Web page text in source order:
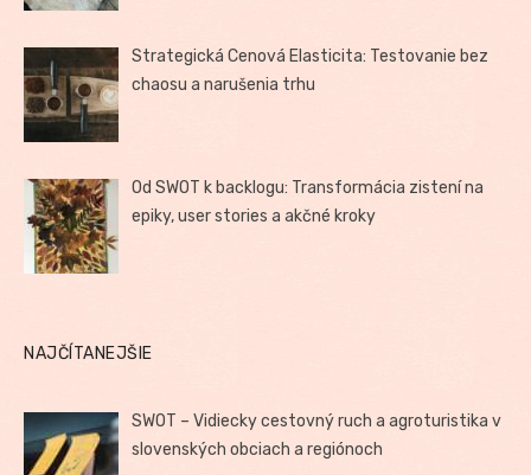
Strategická Cenová Elasticita: Testovanie bez
chaosu a narušenia trhu
Od SWOT k backlogu: Transformácia zistení na
epiky, user stories a akčné kroky
NAJČÍTANEJŠIE
SWOT – Vidiecky cestovný ruch a agroturistika v
slovenských obciach a regiónoch